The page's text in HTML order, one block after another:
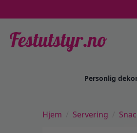
Personlig
Hjem Servering